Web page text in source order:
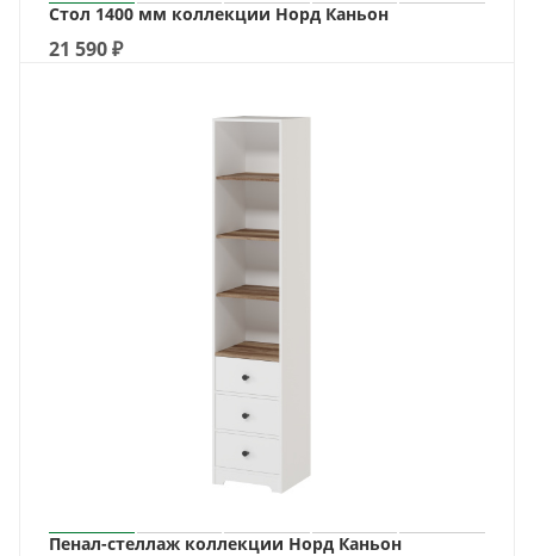
Стол 1400 мм коллекции Норд Каньон
21 590₽
Пенал-стеллаж коллекции Норд Каньон